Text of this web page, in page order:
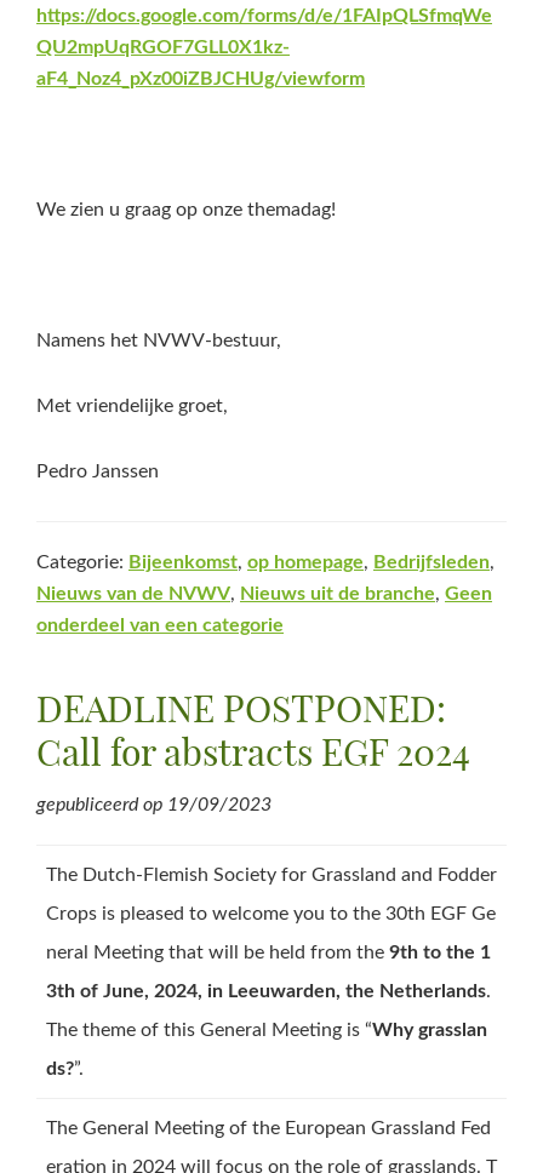
https://docs.google.com/forms/d/e/1FAIpQLSfmqWe
QU2mpUqRGOF7GLL0X1kz-
aF4_Noz4_pXz00iZBJCHUg/viewform
We zien u graag op onze themadag!
Namens het NVWV-bestuur,
Met vriendelijke groet,
Pedro Janssen
Categorie: Bijeenkomst, op homepage, Bedrijfsleden,
Nieuws van de NVWV, Nieuws uit de branche, Geen
onderdeel van een categorie
DEADLINE POSTPONED:
Call for abstracts EGF 2024
gepubliceerd op 19/09/2023
The Dutch-Flemish Society for Grassland and Fodder
Crops is pleased to welcome you to the 30th EGF Ge
neral Meeting that will be held from the 9th to the 1
3th of June, 2024, in Leeuwarden, the Netherlands.
The theme of this General Meeting is “Why grasslan
ds?”.
The General Meeting of the European Grassland Fed
eration in 2024 will focus on the role of grasslands. T